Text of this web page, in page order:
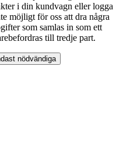
i din kundvagn eller logga
möjligt för oss att dra några
som samlas in som ett
till tredje part.
nödvändiga